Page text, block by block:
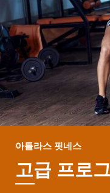
아틀라스 핏네스
고급 프로